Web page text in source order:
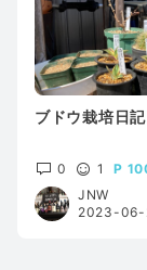
ブドウ栽培日
0 1
JNW
2023-06-